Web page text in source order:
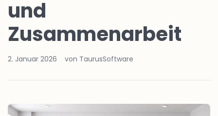
und
Zusammenarbeit
2. Januar 2026 von TaurusSoftware